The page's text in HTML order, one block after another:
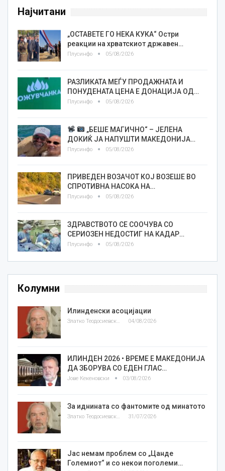
Најчитани
„ОСТАВЕТЕ ГО НЕКА КУКА“ Остри
реакции на хрватскиот државен…
Плусинфо 05/08/2026
РАЗЛИКАТА МЕЃУ ПРОДАЖНАТА И
ПОНУДЕНАТА ЦЕНА Е ДОНАЦИЈА ОД…
Плусинфо 05/08/2026
„БЕШЕ МАГИЧНО“ – ЈЕЛЕНА
ДОКИЌ ЈА НАПУШТИ МАКЕДОНИЈА…
Плусинфо 05/08/2026
ПРИВЕДЕН ВОЗАЧОТ КОЈ ВОЗЕШЕ ВО
СПРОТИВНА НАСОКА НА…
Плусинфо 05/08/2026
ЗДРАВСТВОТО СЕ СООЧУВА СО
СЕРИОЗЕН НЕДОСТИГ НА КАДАР…
Плусинфо 05/08/2026
Колумни
Илинденски асоцијации
Златко Теодосиевски 04/08/2026
ИЛИНДЕН 2026 • ВРЕМЕ Е МАКЕДОНИЈА
ДА ЗБОРУВА СО ЕДЕН ГЛАС…
Јове Кекеновски 03/08/2026
За иднината со фантомите од минатото
Златко Теодосиевски 31/07/2026
Јас немам проблем со „Цанде
Големиот“ и со некои поголеми…